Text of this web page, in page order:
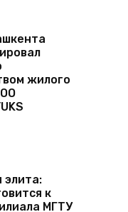
жилого
элита:
к
МГТУ